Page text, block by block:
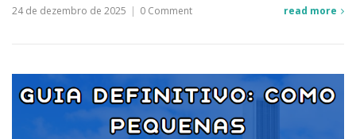
24 de dezembro de 2025 | 0 Comment read more